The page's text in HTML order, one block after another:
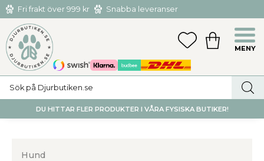
Meny
Fri frakt över 999 kr
Snabba leveranser
Hämta och returnera i butiken i Tumba eller Huddinge C
FAVORITER
KUNDVAGN
DU HITTAR FLER PRODUKTER I VÅRA FYSISKA BUTIKER!
Hund